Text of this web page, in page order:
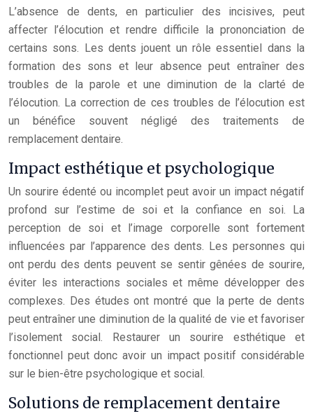
L’absence de dents, en particulier des incisives, peut
affecter l’élocution et rendre difficile la prononciation de
certains sons. Les dents jouent un rôle essentiel dans la
formation des sons et leur absence peut entraîner des
troubles de la parole et une diminution de la clarté de
l’élocution. La correction de ces troubles de l’élocution est
un bénéfice souvent négligé des traitements de
remplacement dentaire.
Impact esthétique et psychologique
Un sourire édenté ou incomplet peut avoir un impact négatif
profond sur l’estime de soi et la confiance en soi. La
perception de soi et l’image corporelle sont fortement
influencées par l’apparence des dents. Les personnes qui
ont perdu des dents peuvent se sentir gênées de sourire,
éviter les interactions sociales et même développer des
complexes. Des études ont montré que la perte de dents
peut entraîner une diminution de la qualité de vie et favoriser
l’isolement social. Restaurer un sourire esthétique et
fonctionnel peut donc avoir un impact positif considérable
sur le bien-être psychologique et social.
Solutions de remplacement dentaire